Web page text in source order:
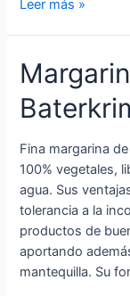
Leer más »
Fina margarina
100% vegetales,
agua. Sus
tolerancia a la
productos de
aportando
mantequilla. Su